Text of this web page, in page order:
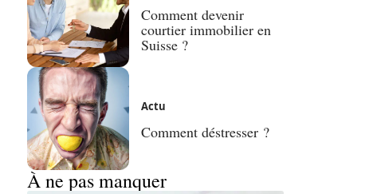
Comment devenir
courtier immobilier en
Suisse ?
Actu
Comment déstresser ?
À ne pas manquer